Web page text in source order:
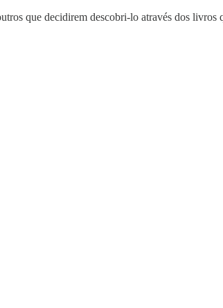
que decidirem descobri-lo através dos livros